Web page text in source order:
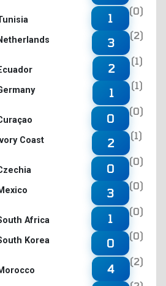
1
(0)
3
(2)
2
(1)
1
(1)
Ivory Coast
0
(0)
2
(1)
0
(0)
3
(0)
Africa
Korea
1
(0)
0
(0)
4
(2)